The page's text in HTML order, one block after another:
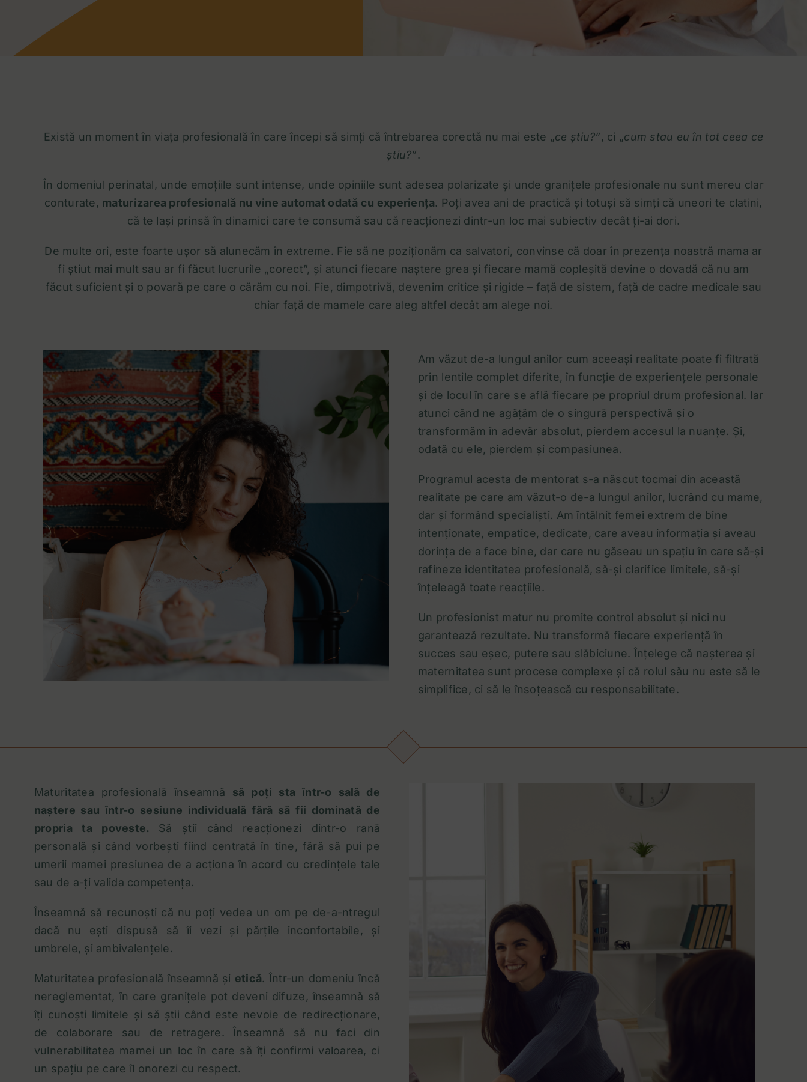
Există un moment în viața profesională în care începi să simți că întrebarea corectă nu mai este „ce știu?”, ci „cum stau eu în tot ceea ce
știu?”.
În domeniul perinatal, unde emoțiile sunt intense, unde opiniile sunt adesea polarizate și unde granițele profesionale nu sunt mereu clar
conturate, maturizarea profesională nu vine automat odată cu experiența. Poți avea ani de practică și totuși să simți că uneori te clatini,
că te lași prinsă în dinamici care te consumă sau că reacționezi dintr-un loc mai subiectiv decât ți-ai dori.
De multe ori, este foarte ușor să alunecăm în extreme. Fie să ne poziționăm ca salvatori, convinse că doar în prezența noastră mama ar
fi știut mai mult sau ar fi făcut lucrurile „corect”, și atunci fiecare naștere grea și fiecare mamă copleșită devine o dovadă că nu am
făcut suficient și o povară pe care o cărăm cu noi. Fie, dimpotrivă, devenim critice și rigide – față de sistem, față de cadre medicale sau
chiar față de mamele care aleg altfel decât am alege noi.
Am văzut de-a lungul anilor cum aceeași realitate poate fi filtrată
prin lentile complet diferite, în funcție de experiențele personale
și de locul în care se află fiecare pe propriul drum profesional. Iar
atunci când ne agățăm de o singură perspectivă și o
transformăm în adevăr absolut, pierdem accesul la nuanțe. Și,
odată cu ele, pierdem și compasiunea.
Programul acesta de mentorat s-a născut tocmai din această
realitate pe care am văzut-o de-a lungul anilor, lucrând cu mame,
dar și formând specialiști. Am întâlnit femei extrem de bine
intenționate, empatice, dedicate, care aveau informația și aveau
dorința de a face bine, dar care nu găseau un spațiu în care să-și
rafineze identitatea profesională, să-și clarifice limitele, să-și
înțeleagă toate reacțiile.
Un profesionist matur nu promite control absolut și nici nu
garantează rezultate. Nu transformă fiecare experiență în
succes sau eșec, putere sau slăbiciune. Înțelege că nașterea și
maternitatea sunt procese complexe și că rolul său nu este să le
simplifice, ci să le însoțească cu responsabilitate.
Maturitatea profesională înseamnă să poți sta într-o sală de
naștere sau într-o sesiune individuală fără să fii dominată de
propria ta poveste. Să știi când reacționezi dintr-o rană
personală și când vorbești fiind centrată în tine, fără să pui pe
umerii mamei presiunea de a acționa în acord cu credințele tale
sau de a-ți valida competența.
Înseamnă să recunoști că nu poți vedea un om pe de-a-ntregul
dacă nu ești dispusă să îi vezi și părțile inconfortabile, și
umbrele, și ambivalențele.
Maturitatea profesională înseamnă și etică. Într-un domeniu încă
nereglementat, în care granițele pot deveni difuze, înseamnă să
îți cunoști limitele și să știi când este nevoie de redirecționare,
de colaborare sau de retragere. Înseamnă să nu faci din
vulnerabilitatea mamei un loc în care să îți confirmi valoarea, ci
un spațiu pe care îl onorezi cu respect.